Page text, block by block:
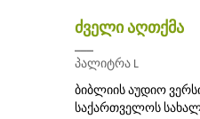
ძველი აღთქმა
___
პალიტრა L
ბიბლიის აუდიო
საქართველოს